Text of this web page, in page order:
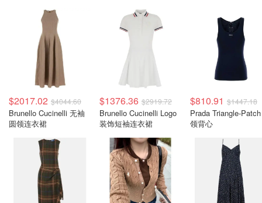
$2017.02 $4044.60
Brunello Cucinelli 无袖
圆领连衣裙
$1376.36 $2919.72
Brunello Cucinelli Logo
装饰短袖连衣裙
$810.91 $1447.18
Prada Triangle-
领背心